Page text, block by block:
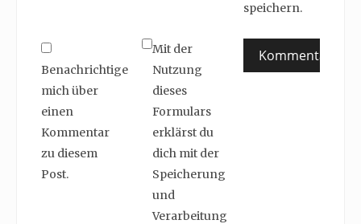
speichern.
Benachrichtige
mich über
einen
Kommentar
zu diesem
Post.
Mit der
Nutzung
dieses
Formulars
erklärst du
dich mit der
Speicherung
und
Verarbeitung